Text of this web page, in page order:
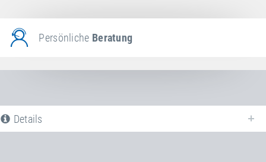
Persönliche Beratung
Details